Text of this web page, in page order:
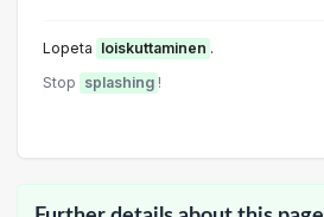
Lopeta loiskuttaminen .
Stop splashing !